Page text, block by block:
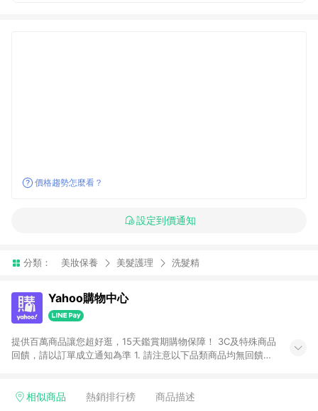
價格趨勢怎麼看？
設定到價通知
分類： 美妝保養 美髮護理 洗髮精
Yahoo購物中心
提供百萬商品讓您超好逛，15天鑑賞期購物保障！ 3C及特殊商品
回饋，請以訂單成立通知為準 1. 請注意以下品類商品均無回饋：
電玩/遊戲/相機/單眼/鏡頭/拍立得 [2024/6/1起適用] -內接硬
相似商品 熱銷排行榜 商品描述